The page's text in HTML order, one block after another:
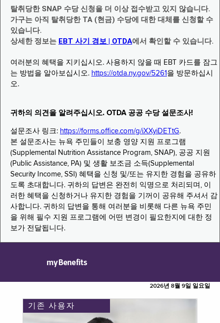
탈취당한 SNAP 수당 신청을 더 이상 접수받고 있지 않습니다.
가구는 아직 탈취당한 TA (현금) 수당에 대한 대체를 신청할 수
있습니다.
상세한 정보는 EBT 사기 경보 | OTDA에서 확인할 수 있습니다.
여러분의 혜택을 지키십시오. 사용하지 않을 때 EBT 카드를 잠그
는 방법을 알아보십시오. https://otda.ny.gov/5261 을 방문하십시
오.
귀하의 의견을 알려주십시오. OTDA 공공 수당 설문조사!
설문조사 링크: https://forms.office.com/g/iXXyiDETtG.
본 설문조사는 뉴욕 주민들이 보충 영양 지원 프로그램
(Supplemental Nutrition Assistance Program, SNAP), 공공 지원
(Public Assistance, PA) 및 생활 보조금 소득(Supplemental
Security Income, SSI) 혜택을 신청 및/또는 유지한 경험을 공유하
도록 초대합니다. 귀하의 답변은 완전히 익명으로 처리되며, 이
러한 혜택을 신청하거나 유지한 경험을 기꺼이 공유해 주셔서 감
사합니다. 귀하의 답변을 통해 여러분을 비롯해 다른 뉴욕 주민
을 위해 필수 지원 프로그램에 어떤 변경이 필요한지에 대한 정
보가 전달됩니다.
myBenefits
2026년 8월 9일 일요일
기존 사용자